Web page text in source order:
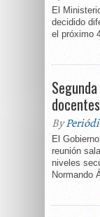
El
decidido
el próximo
docentes
By
El
reunión
niveles
Normando